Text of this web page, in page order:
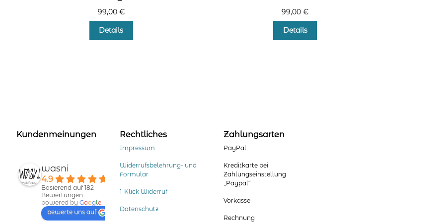
99,00 €
Details
der
Produktseite
gewählt
werden
99,00€
Details
Kundenmeinungen
wasni
4.9
Basierend auf 182
Bewertungen
powered byGoogle
bewerte uns auf
Rechtliches
Impressum
Widerrufsbelehrung- und
Formular
1-Klick Widerruf
Datenschutz
Zahlungsarten
PayPal
Kreditkarte bei
Zahlungseinstellung
„Paypal“
Vorkasse
Rechnung